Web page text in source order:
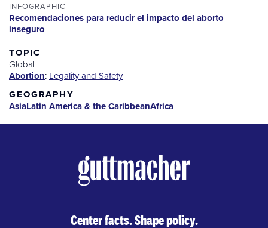
INFOGRAPHIC
Recomendaciones para reducir el impacto del aborto
inseguro
TOPIC
Global
Abortion: Legality and Safety
GEOGRAPHY
AsiaLatin America & the CaribbeanAfrica
Center facts. Shape policy.